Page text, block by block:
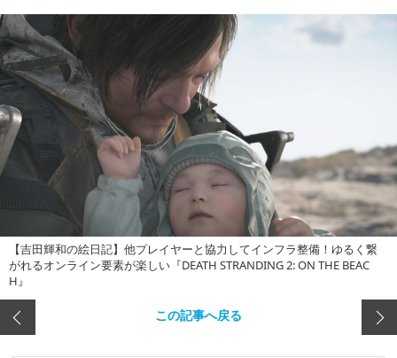
【吉田輝和の絵日記】他プレイヤーと協力してインフラ整備！ゆるく繋
がれるオンライン要素が楽しい『DEATH STRANDING 2: ON THE BEAC
H』
この記事へ戻る